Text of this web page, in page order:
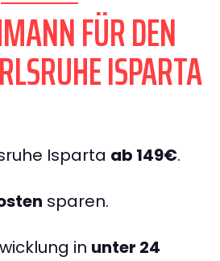
FÜR DEN
ISPARTA
Isparta ab 149€.
sparen.
in unter 24